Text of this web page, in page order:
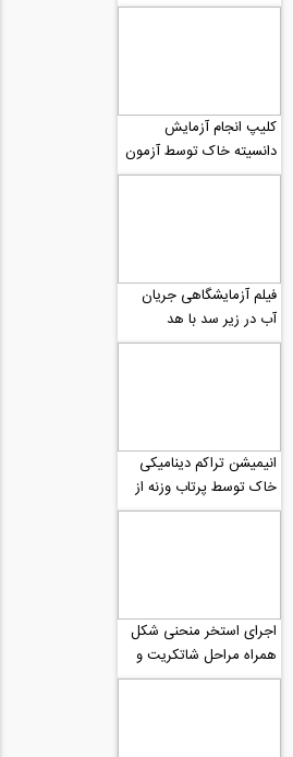
جداساز پاندولی در ایتالیا
کلیپ انجام آزمایش
دانسیته خاک توسط آزمون
هسته ای
فیلم آزمایشگاهی جریان
آب در زیر سد با هد
ارتفاعی ثابت
انیمیشن تراکم دینامیکی
خاک توسط پرتاب وزنه از
چرثقیل
اجرای استخر منحنی شکل
همراه مراحل شاتکریت و
محوطه سازی